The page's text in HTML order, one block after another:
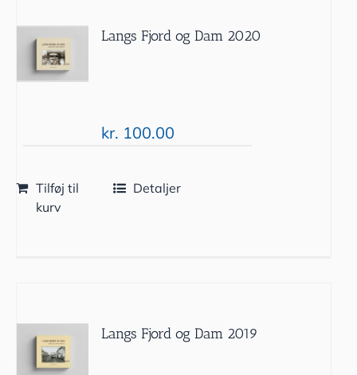
Langs Fjord og Dam 2020
kr. 100.00
Tilføj til
kurv
Detaljer
Langs Fjord og Dam 2019